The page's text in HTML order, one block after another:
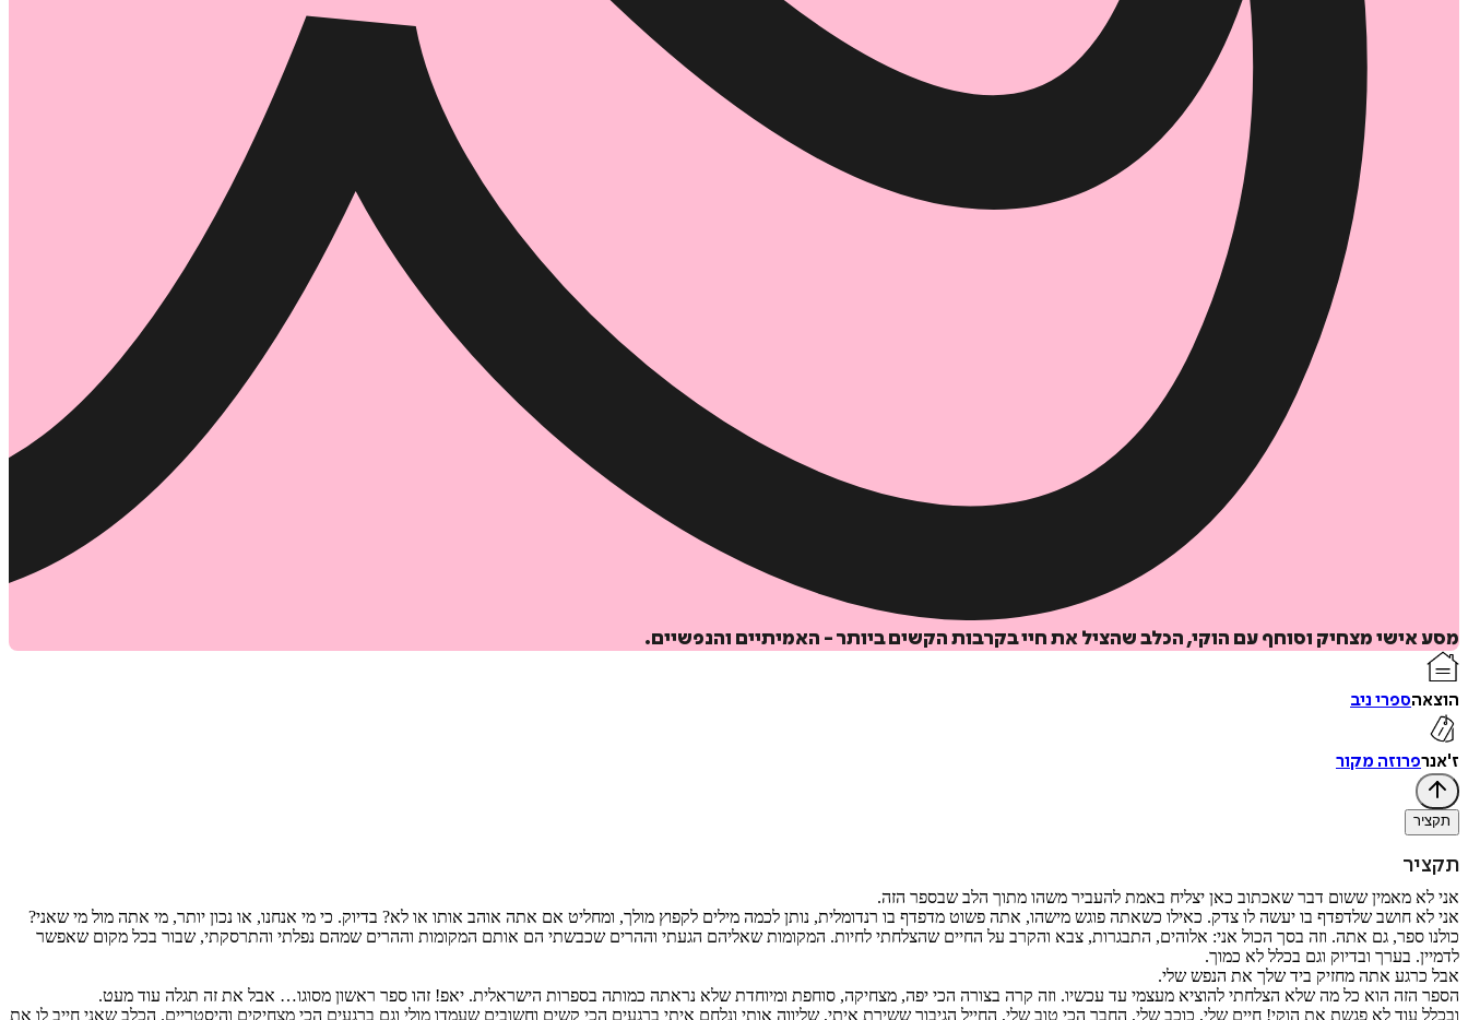
מסע אישי מצחיק וסוחף עם הוקי, הכלב שהציל את חיי בקרבות הקשים ביותר - האמיתיים והנפשיים.
הוצאהספרי ניב
ז'אנרפרוזה מקור
תקציר
תקציר
אני לא מאמין ששום דבר שאכתוב כאן יצליח באמת להעביר משהו מתוך הלב שבספר הזה.
אני לא חושב שלדפדף בו יעשה לו צדק. כאילו כשאתה פוגש מישהו, אתה פשוט מדפדף בו רנדומלית, נותן לכמה מילים לקפוץ מולך, ומחליט אם אתה אוהב אותו או לא? בדיוק. כי מי אנחנו, או נכון יותר, מי אתה מול מי שאני?
כולנו ספר, גם אתה. וזה בסך הכול אני: אלוהים, התבגרות, צבא והקרב על החיים שהצלחתי לחיות. המקומות שאליהם הגעתי וההרים שכבשתי הם אותם המקומות וההרים שמהם נפלתי והתרסקתי, שבור בכל מקום שאפשר
לדמיין. בערך ובדיוק וגם בכלל לא כמוך.
אבל כרגע אתה מחזיק ביד שלך את הנפש שלי.
הספר הזה הוא כל מה שלא הצלחתי להוציא מעצמי עד עכשיו. וזה קרה בצורה הכי יפה, מצחיקה, סוחפת ומיוחדת שלא נראתה כמותה בספרות הישראלית. יאפ! זהו ספר ראשון מסוגו… אבל את זה תגלה עוד מעט.
ובכלל עוד לא פגשת את הוקי! חיים שלי, כוכב שלי, החבר הכי טוב שלי, החייל הגיבור ששירת איתי, שליווה אותי ונלחם איתי ברגעים הכי קשים וחשובים שעמדו מולי וגם ברגעים הכי מצחיקים והיסטריים. הכלב שאני חייב לו את